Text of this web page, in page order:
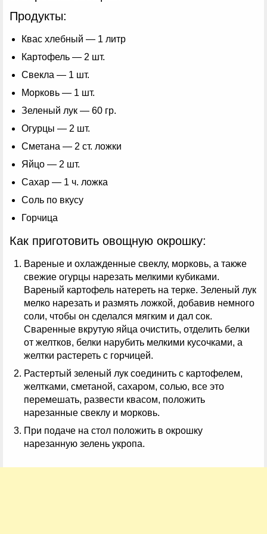
Продукты:
Квас хлебный — 1 литр
Картофель — 2 шт.
Свекла — 1 шт.
Морковь — 1 шт.
Зеленый лук — 60 гр.
Огурцы — 2 шт.
Сметана — 2 ст. ложки
Яйцо — 2 шт.
Сахар — 1 ч. ложка
Соль по вкусу
Горчица
Как приготовить овощную окрошку:
Вареные и охлажденные свеклу, морковь, а также
свежие огурцы нарезать мелкими кубиками.
Вареный картофель натереть на терке. Зеленый лук
мелко нарезать и размять ложкой, добавив немного
соли, чтобы он сделался мягким и дал сок.
Сваренные вкрутую яйца очистить, отделить белки
от желтков, белки нарубить мелкими кусочками, а
желтки растереть с горчицей.
Растертый зеленый лук соединить с картофелем,
желтками, сметаной, сахаром, солью, все это
перемешать, развести квасом, положить
нарезанные свеклу и морковь.
При подаче на стол положить в окрошку
нарезанную зелень укропа.